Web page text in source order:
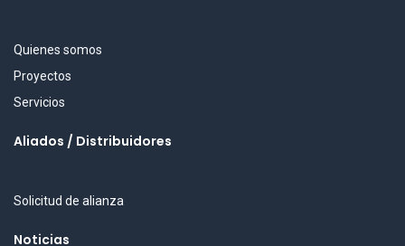
Quienes somos
Proyectos
Servicios
Aliados / Distribuidores
Solicitud de alianza
Noticias